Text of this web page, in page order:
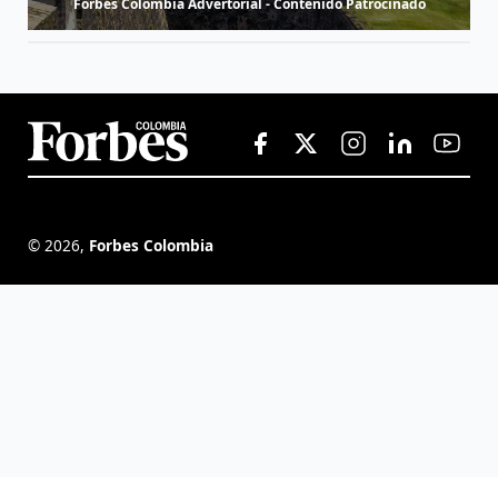
Forbes Colombia Advertorial - Contenido Patrocinado
© 2026, Forbes Colombia